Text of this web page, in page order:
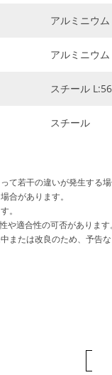
アルミニウム
アルミニウ
スチール
スチール
若干の違いが発生する場
合があります。
。
や適合性の可否がありま
たは改良のため、予告